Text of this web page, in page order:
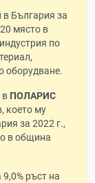
България за
място в
по
оборудване.
в ПОЛАРИС
което му
за 2022 г.,
в община
ръст на